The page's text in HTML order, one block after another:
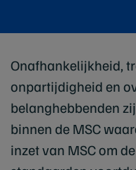
Onafhankelijkheid,
onpartijdigheid en
belanghebbenden
binnen de MSC
inzet van MSC om